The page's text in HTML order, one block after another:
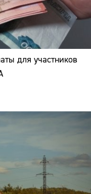
для участников